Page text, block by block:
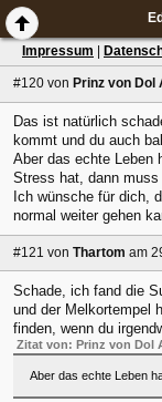
Impressum
#120 von Prinz von Dol
Das ist natürlich
kommt und du auch
Aber das echte Leben
Stress hat, dann
Ich wünsche für dich,
normal weiter gehen
#121 von Thartom am
Schade, ich fand die
und der Melkortempel
finden, wenn du
Zitat von: Prinz von Dol
Aber das echte Leben